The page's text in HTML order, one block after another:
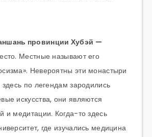
провинции Хубэй —
Местные называют его
Невероятны эти монастыри
по легендам зародились
искусства, они являются
и медитации. Когда-то здесь
где изучались медицина